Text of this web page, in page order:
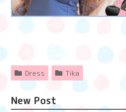
Dress Tika
New Post